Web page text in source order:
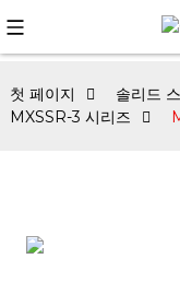
첫 페이지 솔리드
MXSSR-3 시리즈